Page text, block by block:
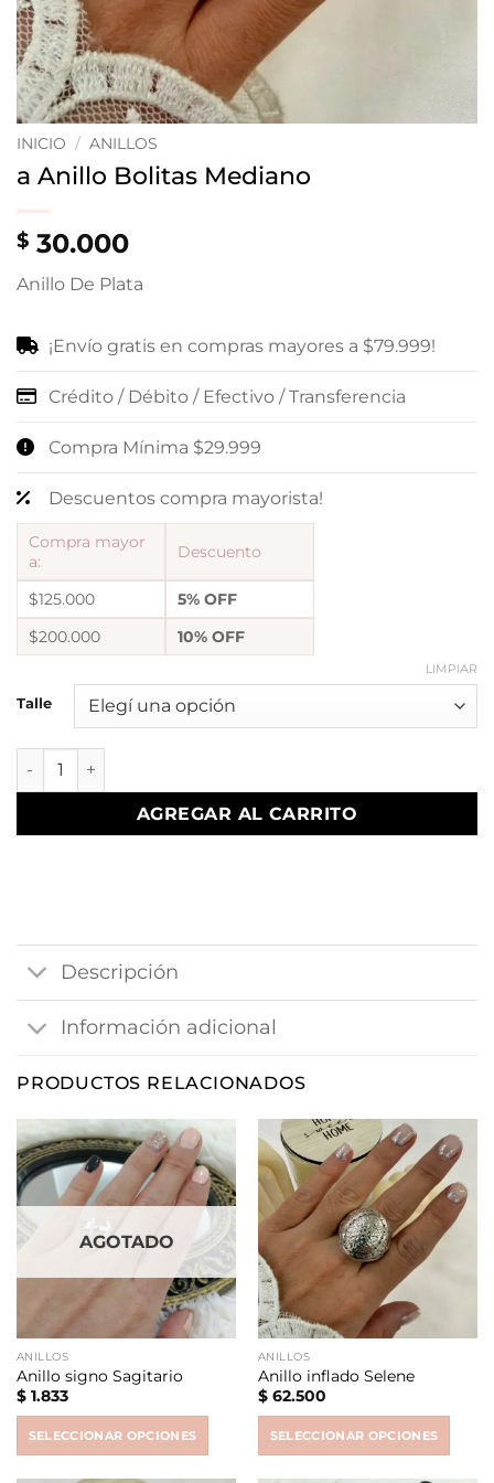
INICIO / ANILLOS
a Anillo Bolitas Mediano
$ 30.000
Anillo De Plata
¡Envío gratis en compras mayores a $79.999!
Crédito / Débito / Efectivo / Transferencia
Compra Mínima $29.999
Descuentos compra mayorista!
Compra mayor
a:
Descuento
$125.000
5% OFF
$200.000
10% OFF
Talle
LIMPIAR
a Anillo Bolitas Mediano cantidad
AGREGAR AL CARRITO
Descripción
Información adicional
PRODUCTOS RELACIONADOS
AGOTADO
ANILLOS
Anillo signo Sagitario
$1.833
SELECCIONAR OPCIONES
ANILLOS
Anillo inflado Selene
$62.500
SELECCIONAR OPCIONES